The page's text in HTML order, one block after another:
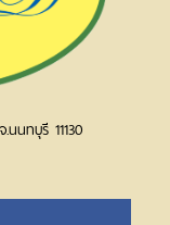
นทบุรี 11130